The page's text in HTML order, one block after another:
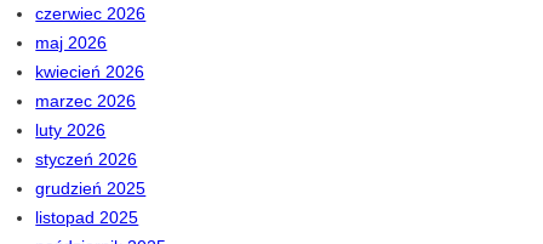
czerwiec 2026
maj 2026
kwiecień 2026
marzec 2026
luty 2026
styczeń 2026
grudzień 2025
listopad 2025